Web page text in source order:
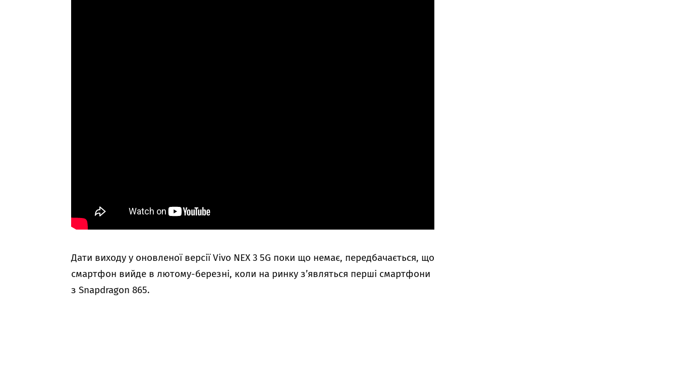
Дати виходу у оновленої версії Vivo NEX 3 5G поки що немає, передбачається, що
смартфон вийде в лютому-березні, коли на ринку з’являться перші смартфони
з Snapdragon 865.